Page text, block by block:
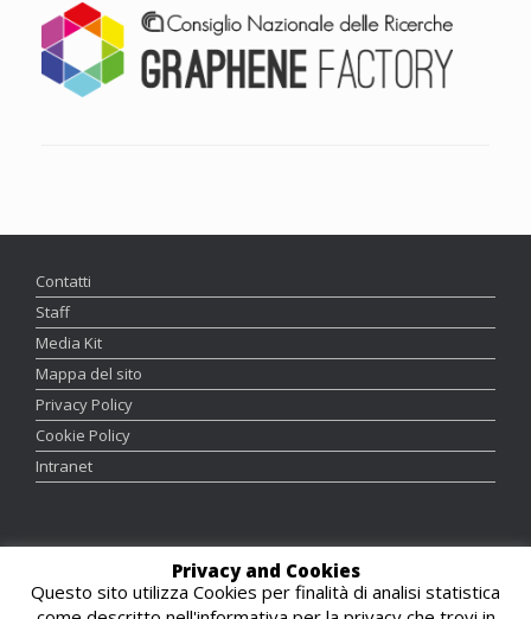
Contatti
Staff
Media Kit
Mappa del sito
Privacy Policy
Cookie Policy
Intranet
Responsabile Editoriale:Maddalena Scandola
Privacy and Cookies
Questo sito utilizza Cookies per finalità di analisi statistica